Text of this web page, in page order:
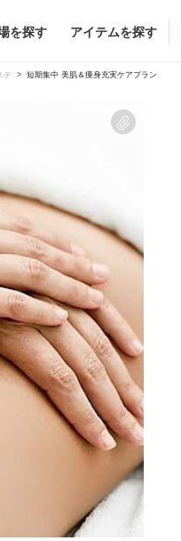
を探す アイテムを探す
直
Flower
ブーケ
会場装花
すべてのアイテム
フラワーショップ一覧
テ 短期集中 美肌＆痩身充実ケアプラン